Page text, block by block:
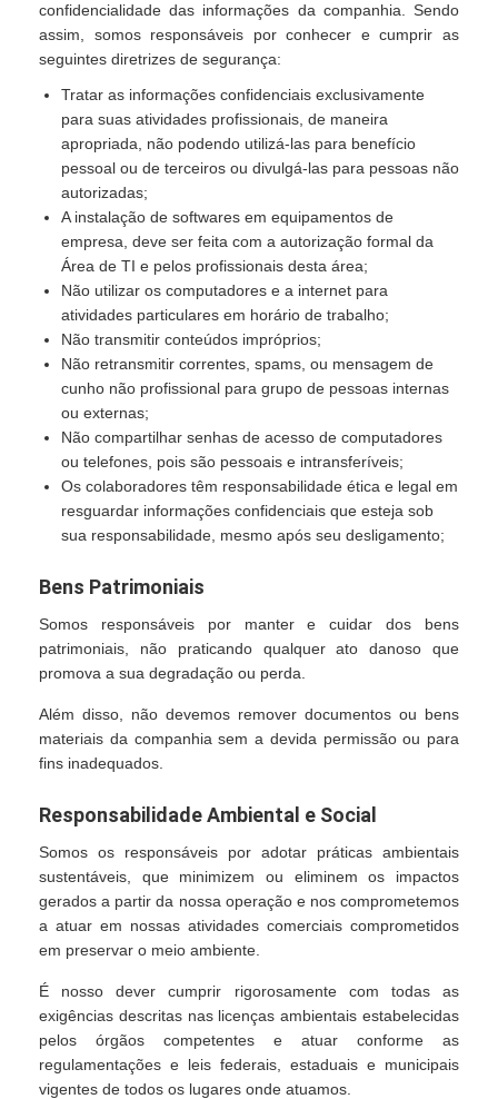
confidencialidade das informações da companhia. Sendo
assim, somos responsáveis por conhecer e cumprir as
seguintes diretrizes de segurança:
Tratar as informações confidenciais exclusivamente
para suas atividades profissionais, de maneira
apropriada, não podendo utilizá-las para benefício
pessoal ou de terceiros ou divulgá-las para pessoas não
autorizadas;
A instalação de softwares em equipamentos de
empresa, deve ser feita com a autorização formal da
Área de TI e pelos profissionais desta área;
Não utilizar os computadores e a internet para
atividades particulares em horário de trabalho;
Não transmitir conteúdos impróprios;
Não retransmitir correntes, spams, ou mensagem de
cunho não profissional para grupo de pessoas internas
ou externas;
Não compartilhar senhas de acesso de computadores
ou telefones, pois são pessoais e intransferíveis;
Os colaboradores têm responsabilidade ética e legal em
resguardar informações confidenciais que esteja sob
sua responsabilidade, mesmo após seu desligamento;
Bens Patrimoniais
Somos responsáveis por manter e cuidar dos bens
patrimoniais, não praticando qualquer ato danoso que
promova a sua degradação ou perda.
Além disso, não devemos remover documentos ou bens
materiais da companhia sem a devida permissão ou para
fins inadequados.
Responsabilidade Ambiental e Social
Somos os responsáveis por adotar práticas ambientais
sustentáveis, que minimizem ou eliminem os impactos
gerados a partir da nossa operação e nos comprometemos
a atuar em nossas atividades comerciais comprometidos
em preservar o meio ambiente.
É nosso dever cumprir rigorosamente com todas as
exigências descritas nas licenças ambientais estabelecidas
pelos órgãos competentes e atuar conforme as
regulamentações e leis federais, estaduais e municipais
vigentes de todos os lugares onde atuamos.